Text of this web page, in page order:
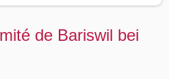
de Bariswil bei